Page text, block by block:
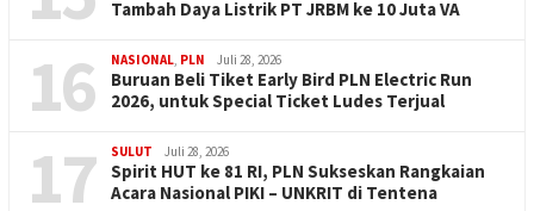
Tambah Daya Listrik PT JRBM ke 10 Juta VA
16 NASIONAL, PLN Juli 28, 2026
Buruan Beli Tiket Early Bird PLN Electric Run
2026, untuk Special Ticket Ludes Terjual
17 SULUT Juli 28, 2026
Spirit HUT ke 81 RI, PLN Sukseskan Rangkaian
Acara Nasional PIKI – UNKRIT di Tentena